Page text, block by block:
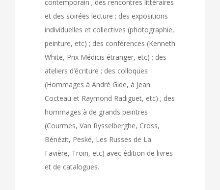
contemporain ; des rencontres littéraires
et des soirées lecture ; des expositions
individuelles et collectives (photographie,
peinture, etc) ; des conférences (Kenneth
White, Prix Médicis étranger, etc) ; des
ateliers d’écriture ; des colloques
(Hommages à André Gide, à Jean
Cocteau et Raymond Radiguet, etc) ; des
hommages à de grands peintres
(Courmes, Van Rysselberghe, Cross,
Bénézit, Peské, Les Russes de La
Favière, Troin, etc) avec édition de livres
et de catalogues.